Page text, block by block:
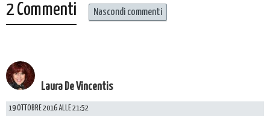
2 Commenti Nascondi commenti
Laura De Vincentis
19 OTTOBRE 2016 ALLE 21:52